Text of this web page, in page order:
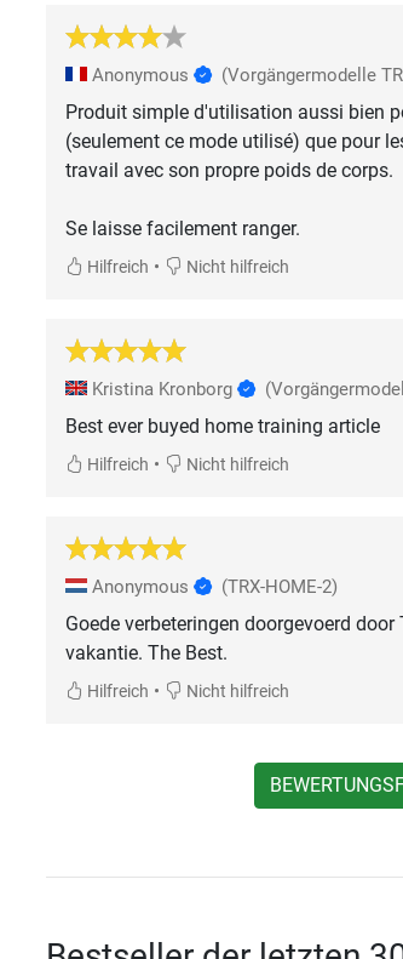
Anonymous (Vorgängermodelle
Produit simple d'utilisation aussi bien
(seulement ce mode utilisé) que pour
travail avec son propre poids de corps.
Se laisse facilement ranger.
Hilfreich • Nicht hilfreich
Kristina Kronborg
Best ever buyed home training article
Hilfreich • Nicht hilfreich
Anonymous (TRX-HOME-2)
Goede verbeteringen doorgevoerd
vakantie. The Best.
Hilfreich • Nicht hilfreich